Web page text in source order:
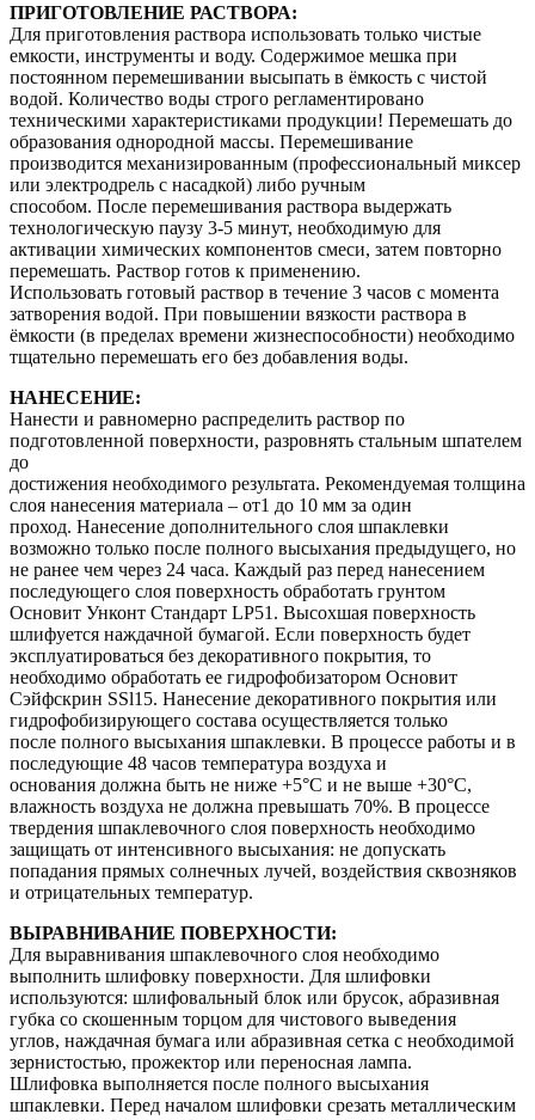
ПРИГОТОВЛЕНИЕ РАСТВОРА:
Для приготовления раствора использовать только чистые
емкости, инструменты и воду. Содержимое мешка при
постоянном перемешивании высыпать в ёмкость с чистой
водой. Количество воды строго регламентировано
техническими характеристиками продукции! Перемешать до
образования однородной массы. Перемешивание
производится механизированным (профессиональный миксер
или электродрель с насадкой) либо ручным
способом. После перемешивания раствора выдержать
технологическую паузу 3-5 минут, необходимую для
активации химических компонентов смеси, затем повторно
перемешать. Раствор готов к применению.
Использовать готовый раствор в течение 3 часов с момента
затворения водой. При повышении вязкости раствора в
ёмкости (в пределах времени жизнеспособности) необходимо
тщательно перемешать его без добавления воды.
НАНЕСЕНИЕ:
Нанести и равномерно распределить раствор по
подготовленной поверхности, разровнять стальным шпателем
до
достижения необходимого результата. Рекомендуемая толщина
слоя нанесения материала – от1 до 10 мм за один
проход. Нанесение дополнительного слоя шпаклевки
возможно только после полного высыхания предыдущего, но
не ранее чем через 24 часа. Каждый раз перед нанесением
последующего слоя поверхность обработать грунтом
Основит Унконт Стандарт LP51. Высохшая поверхность
шлифуется наждачной бумагой. Если поверхность будет
эксплуатироваться без декоративного покрытия, то
необходимо обработать ее гидрофобизатором Основит
Сэйфскрин SSl15. Нанесение декоративного покрытия или
гидрофобизирующего состава осуществляется только
после полного высыхания шпаклевки. В процессе работы и в
последующие 48 часов температура воздуха и
основания должна быть не ниже +5°С и не выше +30°С,
влажность воздуха не должна превышать 70%. В процессе
твердения шпаклевочного слоя поверхность необходимо
защищать от интенсивного высыхания: не допускать
попадания прямых солнечных лучей, воздействия сквозняков
и отрицательных температур.
ВЫРАВНИВАНИЕ ПОВЕРХНОСТИ:
Для выравнивания шпаклевочного слоя необходимо
выполнить шлифовку поверхности. Для шлифовки
используются: шлифовальный блок или брусок, абразивная
губка со скошенным торцом для чистового выведения
углов, наждачная бумага или абразивная сетка с необходимой
зернистостью, прожектор или переносная лампа.
Шлифовка выполняется после полного высыхания
шпаклевки. Перед началом шлифовки срезать металлическим